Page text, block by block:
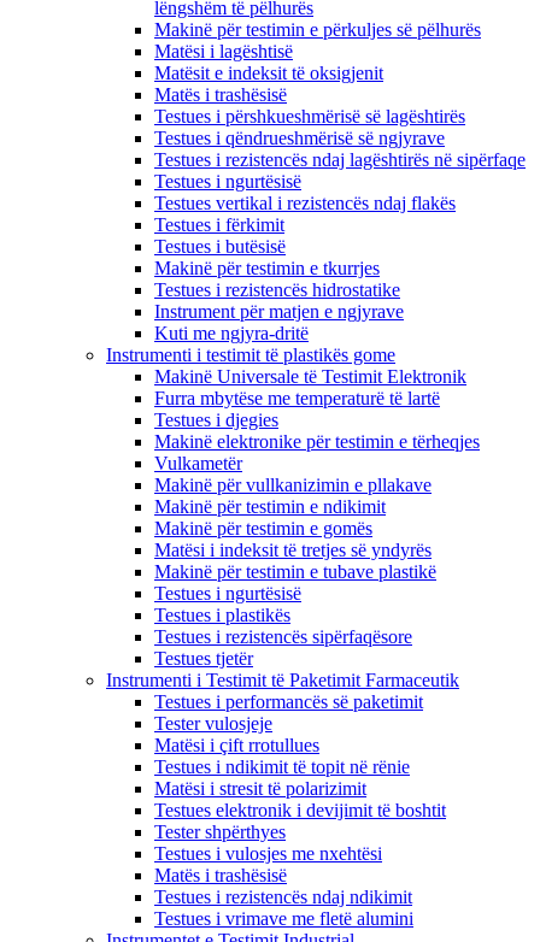
lëngshëm të pëlhurës
Makinë për testimin e përkuljes së pëlhurës
Matësi i lagështisë
Matësit e indeksit të oksigjenit
Matës i trashësisë
Testues i përshkueshmërisë së lagështirës
Testues i qëndrueshmërisë së ngjyrave
Testues i rezistencës ndaj lagështirës në sipërfaqe
Testues i ngurtësisë
Testues vertikal i rezistencës ndaj flakës
Testues i fërkimit
Testues i butësisë
Makinë për testimin e tkurrjes
Testues i rezistencës hidrostatike
Instrument për matjen e ngjyrave
Kuti me ngjyra-dritë
Instrumenti i testimit të plastikës gome
Makinë Universale të Testimit Elektronik
Furra mbytëse me temperaturë të lartë
Testues i djegies
Makinë elektronike për testimin e tërheqjes
Vulkametër
Makinë për vullkanizimin e pllakave
Makinë për testimin e ndikimit
Makinë për testimin e gomës
Matësi i indeksit të tretjes së yndyrës
Makinë për testimin e tubave plastikë
Testues i ngurtësisë
Testues i plastikës
Testues i rezistencës sipërfaqësore
Testues tjetër
Instrumenti i Testimit të Paketimit Farmaceutik
Testues i performancës së paketimit
Tester vulosjeje
Matësi i çift rrotullues
Testues i ndikimit të topit në rënie
Matësi i stresit të polarizimit
Testues elektronik i devijimit të boshtit
Tester shpërthyes
Testues i vulosjes me nxehtësi
Matës i trashësisë
Testues i rezistencës ndaj ndikimit
Testues i vrimave me fletë alumini